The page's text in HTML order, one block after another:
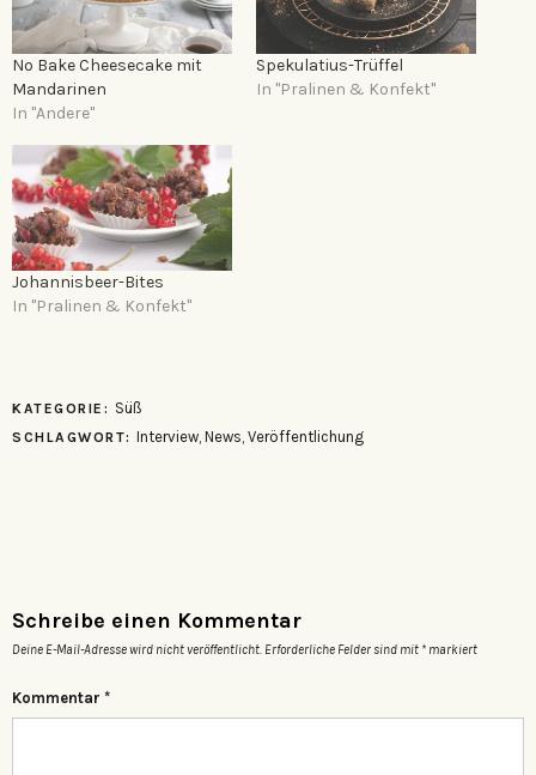
No Bake Cheesecake mit
Mandarinen
In "Andere"
Spekulatius-Trüffel
In "Pralinen & Konfekt"
Johannisbeer-Bites
In "Pralinen & Konfekt"
KATEGORIE: Süß
SCHLAGWORT: Interview News Veröffentlichung
Schreibe einen Kommentar
Deine E-Mail-Adresse wird nicht veröffentlicht. Erforderliche Felder sind mit * markiert
Kommentar *